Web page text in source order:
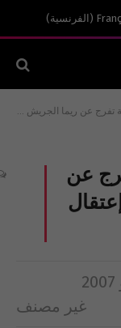
( الفرنسية)
الجريش وتواصل إعتقال عبدالله الحامد
عن
غير مصنف